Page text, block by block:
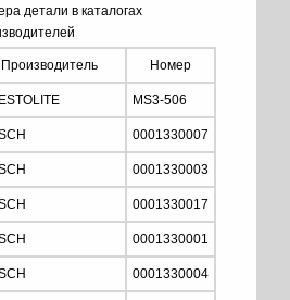
детали в каталогах
Производитель Номер
MS3-506
0001330007
0001330003
0001330017
0001330001
0001330004